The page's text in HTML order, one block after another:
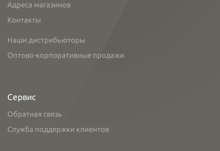
Адреса магазинов
Контакты
Наши дистрибьюторы
Оптово-корпоративные продажи
Сервис
Обратная связь
Служба поддержки клиентов